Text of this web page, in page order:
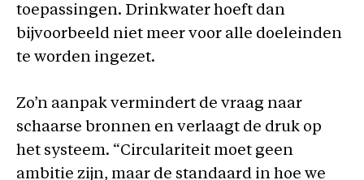
toepassingen. Drinkwater hoeft dan
bijvoorbeeld niet meer voor alle doeleinden
te worden ingezet.
Zo’n aanpak vermindert de vraag naar
schaarse bronnen en verlaagt de druk op
het systeem. “Circulariteit moet geen
ambitie zijn, maar de standaard in hoe we